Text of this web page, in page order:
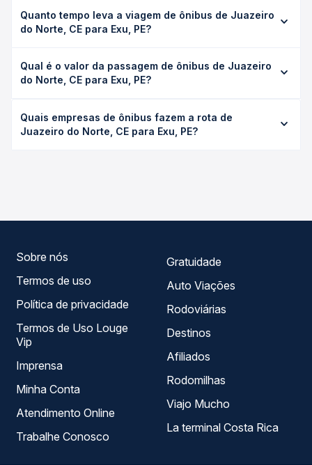
Quanto tempo leva a viagem de ônibus de Juazeiro
do Norte, CE para Exu, PE?
PE leva em média 1h 37min, podendo variar conforme a
viação, o tipo de serviço (convencional, executivo ou
exata de cada opção na data desejada.
Qual é o valor da passagem de ônibus de Juazeiro
do Norte, CE para Exu, PE?
CE para Exu, PE custa em média R$ 34,63 e varia
conforme a data da viagem, a empresa, o tipo de poltrona
Quais empresas de ônibus fazem a rota de
Juazeiro do Norte, CE para Exu, PE?
Sobre nós
Termos de uso
Política de privacidade
Termos de Uso Louge
Vip
Imprensa
Minha Conta
Atendimento Online
Trabalhe Conosco
Gratuidade
Auto Viações
Rodoviárias
Destinos
Afiliados
Rodomilhas
Viajo Mucho
La terminal Costa Rica